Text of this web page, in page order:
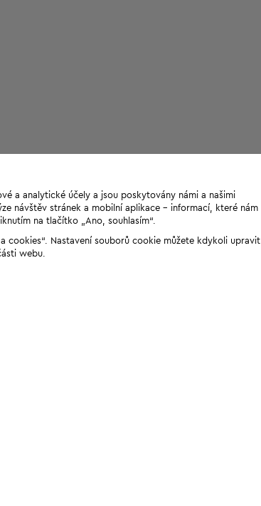
a analytické účely a jsou poskytovány námi a našimi
návštěv stránek a mobilní aplikace - informací, které nám
na tlačítko „Ano, souhlasím“.
cookies“. Nastavení souborů cookie můžete kdykoli upravit
webu.